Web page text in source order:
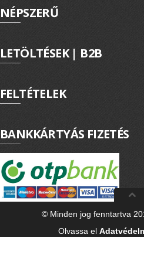
NÉPSZERŰ
LETÖLTÉSEK | B2B
FELTÉTELEK
BANKKÁRTYÁS FIZETÉS
© Minden jog fenntartva
Olvassa el